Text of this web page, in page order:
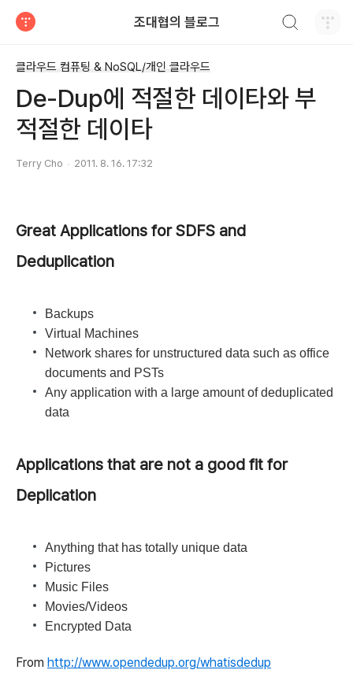
조대협의 블로그
클라우드 컴퓨팅 & NoSQL/개인 클라우드
De-Dup에 적절한 데이타와 부
적절한 데이타
Terry Cho 2011. 8. 16. 17:32
Great Applications for SDFS and
Deduplication
Backups
Virtual Machines
Network shares for unstructured data such as office
documents and PSTs
Any application with a large amount of deduplicated
data
Applications that are not a good fit for
Deplication
Anything that has totally unique data
Pictures
Music Files
Movies/Videos
Encrypted Data
From http://www.opendedup.org/whatisdedup